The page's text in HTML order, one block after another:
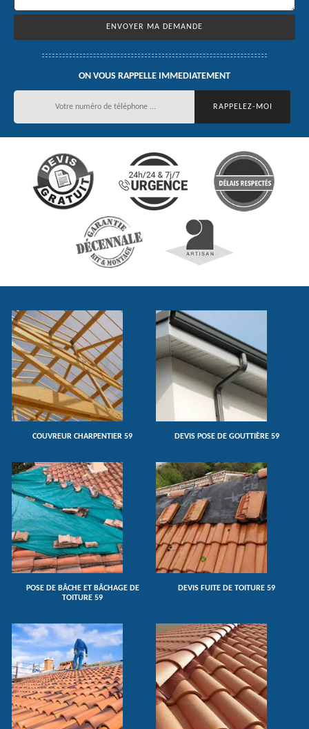
ON VOUS RAPPELLE IMMEDIATEMENT
COUVREUR CHARPENTIER 59 DEVIS POSE DE GOUTTIÈRE 59
POSE DE BÂCHE ET BÂCHAGE DE
TOITURE 59
DEVIS FUITE DE TOITURE 59